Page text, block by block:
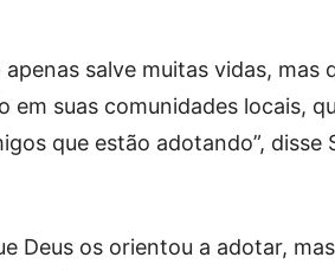
apenas salve muitas vidas, mas
em suas comunidades locais,
que estão adotando”, disse
Deus os orientou a adotar,